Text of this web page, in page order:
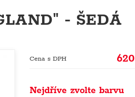
- ŠEDÁ
Cena s DPH 620
Nejdříve zvolte barvu